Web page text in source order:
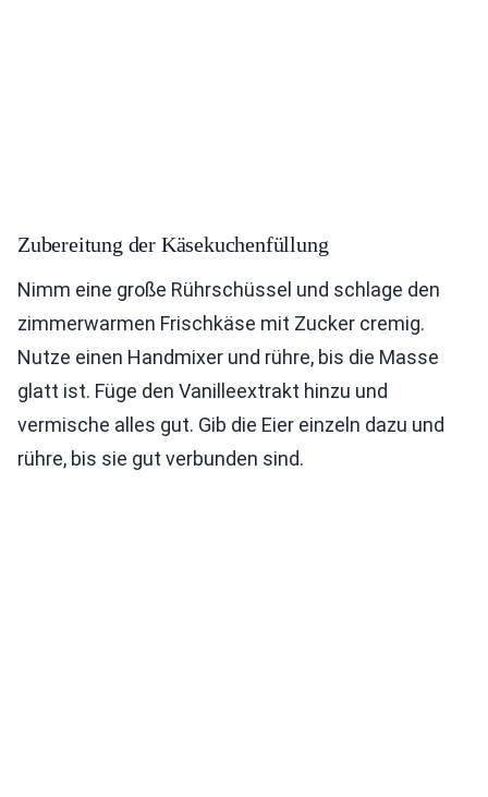
Zubereitung der Käsekuchenfüllung
Nimm eine große Rührschüssel und schlage den
zimmerwarmen Frischkäse mit Zucker cremig.
Nutze einen Handmixer und rühre, bis die Masse
glatt ist. Füge den Vanilleextrakt hinzu und
vermische alles gut. Gib die Eier einzeln dazu und
rühre, bis sie gut verbunden sind.